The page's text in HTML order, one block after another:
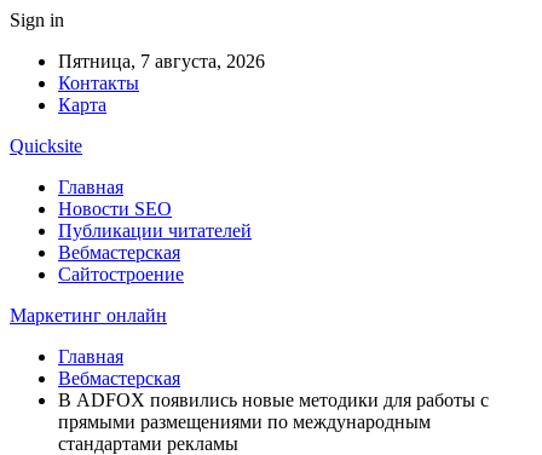
Sign in
Пятница, 7 августа, 2026
Контакты
Карта
Quicksite
Главная
Новости SEO
Публикации читателей
Вебмастерская
Сайтостроение
Маркетинг онлайн
Главная
Вебмастерская
В ADFOX появились новые методики для работы с
прямыми размещениями по международным
стандартами рекламы